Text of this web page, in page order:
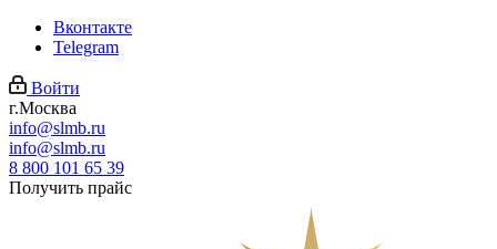
Вконтакте
Telegram
Войти
г.Москва
info@slmb.ru
info@slmb.ru
8 800 101 65 39
Получить прайс